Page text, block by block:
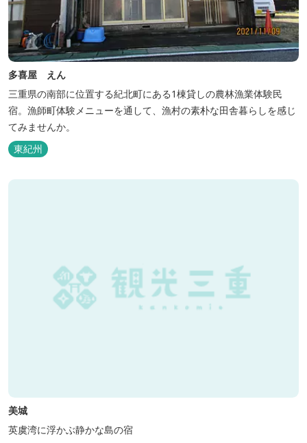
多喜屋 えん
三重県の南部に位置する紀北町にある1棟貸しの農林漁業体験民
宿。漁師町体験メニューを通して、漁村の素朴な田舎暮らしを感じ
てみませんか。
東紀州
美城
英虞湾に浮かぶ静かな島の宿